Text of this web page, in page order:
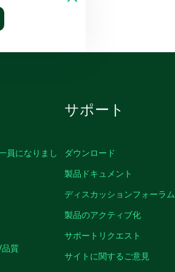
員になりまし
質
サポート
ダウンロード
製品ドキュメント
ディスカッションフォーラム
製品のアクティブ化
サポートリクエスト
サイトに関するご意見